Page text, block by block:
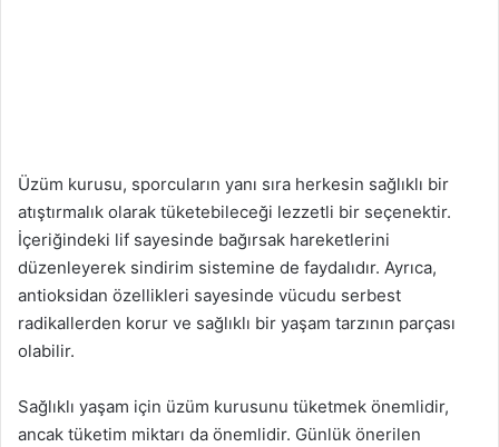
Üzüm kurusu, sporcuların yanı sıra herkesin sağlıklı bir
atıştırmalık olarak tüketebileceği lezzetli bir seçenektir.
İçeriğindeki lif sayesinde bağırsak hareketlerini
düzenleyerek sindirim sistemine de faydalıdır. Ayrıca,
antioksidan özellikleri sayesinde vücudu serbest
radikallerden korur ve sağlıklı bir yaşam tarzının parçası
olabilir.
Sağlıklı yaşam için üzüm kurusunu tüketmek önemlidir,
ancak tüketim miktarı da önemlidir. Günlük önerilen